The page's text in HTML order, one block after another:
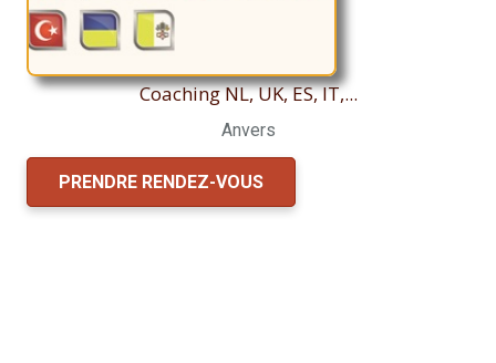
Coaching NL, UK, ES, IT,...
Anvers
PRENDRE RENDEZ-VOUS